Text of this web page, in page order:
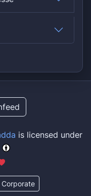
is licensed under
Corporate